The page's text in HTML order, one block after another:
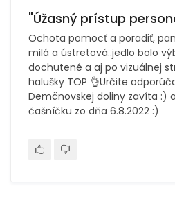
"Úžasný prístup
Ochota pomocť a poradiť,
milá a ústretová..jedlo bolo
dochutené a aj po vizuálnej
halušky TOP 👌Určite
Demänovskej doliny zavíta :)
čašníčku zo dňa 6.8.2022 :)